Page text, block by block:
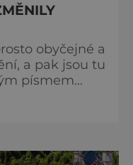
obyčejné a
a pak jsou tu
písmem
nebo děsivé